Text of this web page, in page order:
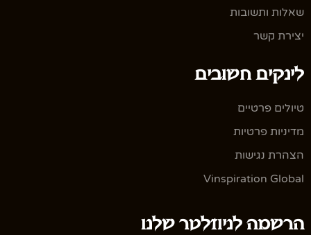
שאלות ותשובות
יצירת קשר
לינקים חשובים
טיולים פרטיים
מדיניות פרטיות
הצהרת נגישות
Vinspiration Global
הרשמה לניוזלטר שלנו